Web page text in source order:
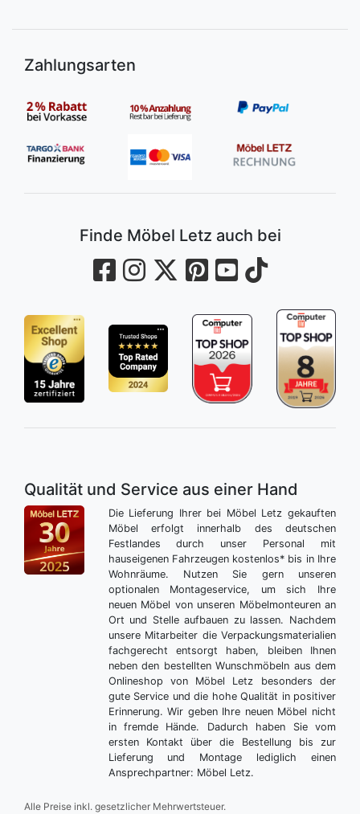
Zahlungsarten
Finde Möbel Letz auch bei
Qualität und Service aus einer Hand
Die Lieferung Ihrer bei Möbel Letz gekauften
Möbel erfolgt innerhalb des deutschen
Festlandes durch unser Personal mit
hauseigenen Fahrzeugen kostenlos* bis in Ihre
Wohnräume. Nutzen Sie gern unseren
optionalen Montageservice, um sich Ihre
neuen Möbel von unseren Möbelmonteuren an
Ort und Stelle aufbauen zu lassen. Nachdem
unsere Mitarbeiter die Verpackungsmaterialien
fachgerecht entsorgt haben, bleiben Ihnen
neben den bestellten Wunschmöbeln aus dem
Onlineshop von Möbel Letz besonders der
gute Service und die hohe Qualität in positiver
Erinnerung. Wir geben Ihre neuen Möbel nicht
in fremde Hände. Dadurch haben Sie vom
ersten Kontakt über die Bestellung bis zur
Lieferung und Montage lediglich einen
Ansprechpartner: Möbel Letz.
Alle Preise inkl. gesetzlicher Mehrwertsteuer.